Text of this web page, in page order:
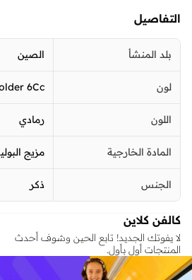
التفاصيل
بلد المنشأ الصين
لون 6Cc
اللون رمادي
المادة الخارجية مزيج
الجنس ذكر
كالفن كلاين
لا يفوتك الجديد! تابع الحين وشوف أحدث
المنتجات أول بأول.